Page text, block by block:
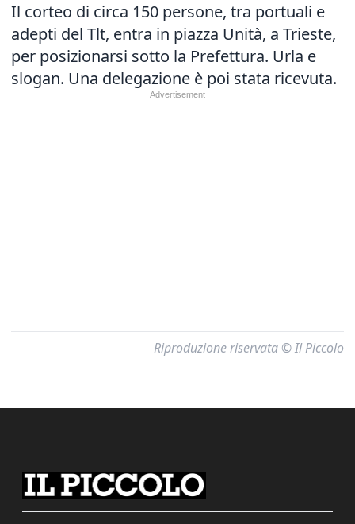
Il corteo di circa 150 persone, tra portuali e
adepti del Tlt, entra in piazza Unità, a Trieste,
per posizionarsi sotto la Prefettura. Urla e
slogan. Una delegazione è poi stata ricevuta.
Riproduzione riservata © Il Piccolo